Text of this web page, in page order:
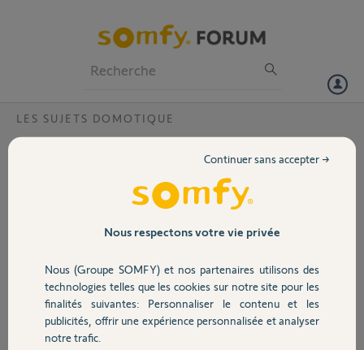
Volet
Sécurité
Domotique
LES SUJETS DOMOTIQUE
Tahoma ne fonctionne plus après coupure
Après une coupure de courant, ma Tahoma ne lance plus aucune
commande, agenda ou manuel (du pc ou de l'application).
J'ai rebooté la box tahoma mais rien n'a faire. Elle est bien alimenté
car elle a bien a led blanche.
Avez-vous une solution
Nous respectons votre vie privée
Nous (Groupe SOMFY) et nos partenaires utilisons des
technologies telles que les cookies sur notre site pour les
finalités suivantes: Personnaliser le contenu et les
publicités, offrir une expérience personnalisée et analyser
notre trafic.
Continuer sans accepter →